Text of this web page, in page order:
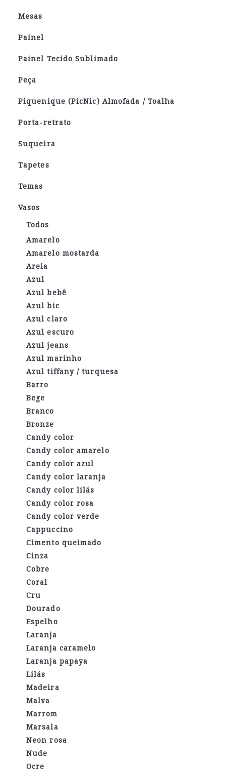
Mesas
Painel
Painel Tecido Sublimado
Peça
Piquenique (PicNic) Almofada / Toalha
Porta-retrato
Suqueira
Tapetes
Temas
Vasos
Todos
Amarelo
Amarelo mostarda
Areia
Azul
Azul bebê
Azul bic
Azul claro
Azul escuro
Azul jeans
Azul marinho
Azul tiffany / turquesa
Barro
Bege
Branco
Bronze
Candy color
Candy color amarelo
Candy color azul
Candy color laranja
Candy color lilás
Candy color rosa
Candy color verde
Cappuccino
Cimento queimado
Cinza
Cobre
Coral
Cru
Dourado
Espelho
Laranja
Laranja caramelo
Laranja papaya
Lilás
Madeira
Malva
Marrom
Marsala
Neon rosa
Nude
Ocre